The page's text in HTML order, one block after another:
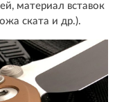
материал вставок
ската и др.).